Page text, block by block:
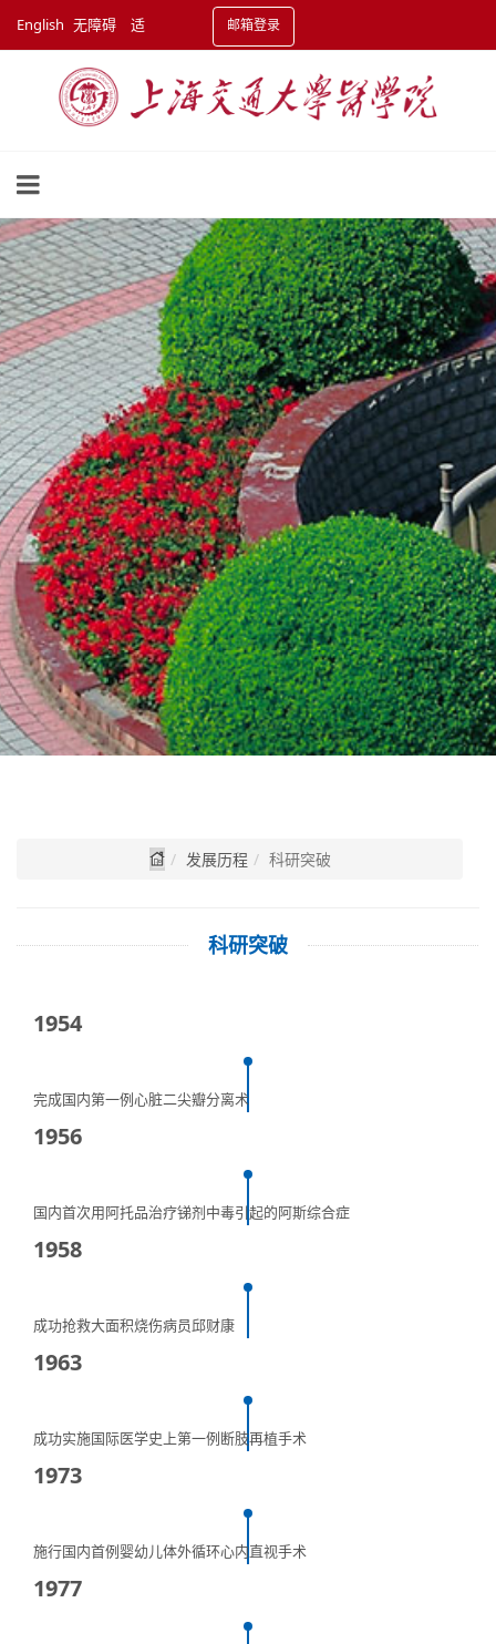
English 无障碍 适 邮箱登录
发展历程 科研突破
科研突破
1954
完成国内第一例心脏二尖瓣分离术
1956
国内首次用阿托品治疗锑剂中毒引起的阿斯综合症
1958
成功抢救大面积烧伤病员邱财康
1963
成功实施国际医学史上第一例断肢再植手术
1973
施行国内首例婴幼儿体外循环心内直视手术
1977